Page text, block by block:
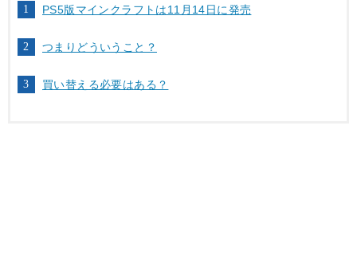
PS5版マインクラフトは11月14日に発売
つまりどういうこと？
買い替える必要はある？